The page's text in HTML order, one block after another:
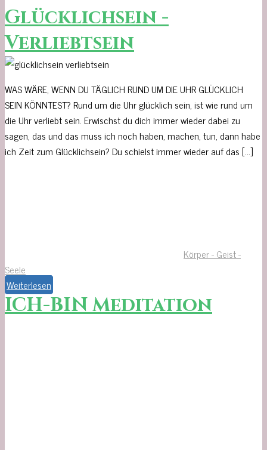
Glücklichsein -
Verliebtsein
WAS WÄRE, WENN DU TÄGLICH RUND UM DIE UHR GLÜCKLICH
SEIN KÖNNTEST? Rund um die Uhr glücklich sein, ist wie rund um
die Uhr verliebt sein. Erwischst du dich immer wieder dabei zu
sagen, das und das muss ich noch haben, machen, tun, dann habe
ich Zeit zum Glücklichsein? Du schielst immer wieder auf das […]
Körper - Geist -
Seele
Weiterlesen
ICH-BIN Meditation